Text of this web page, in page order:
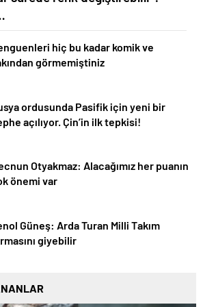
hiç bu kadar komik ve
görmemiştiniz
ordusunda Pasifik için yeni bir
açılıyor. Çin’in ilk tepkisi!
Otyakmaz: Alacağımız her puanın
önemi var
Güneş: Arda Turan Milli Takım
giyebilir